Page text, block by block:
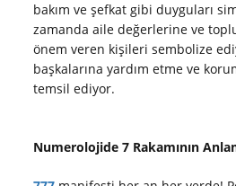
bakım ve şefkat gibi duyguları
zamanda aile değerlerine ve
önem veren kişileri sembolize
başkalarına yardım etme ve
temsil ediyor.
Numerolojide 7 Rakamının